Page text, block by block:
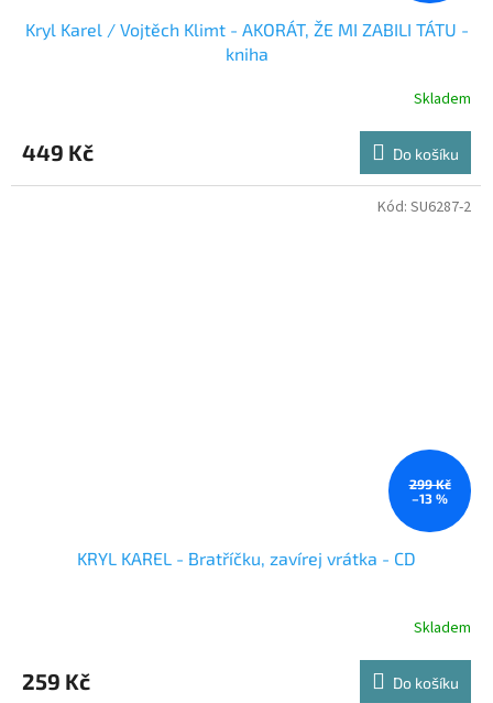
Kryl Karel / Vojtěch Klimt - AKORÁT, ŽE MI ZABILI TÁTU -
kniha
Skladem
449 Kč Do košíku
299 Kč
–13 %
KRYL KAREL - Bratříčku, zavírej vrátka - CD
Skladem
259 Kč Do košíku
Kód: SU6287-2